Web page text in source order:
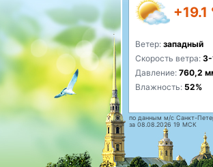
+19.1
Ветер: западный
Скорость ветра: 3-
Давление: 760,2
Влажность: 52%
по данным м/с Санкт-
за 08.08.2026 19 МСК